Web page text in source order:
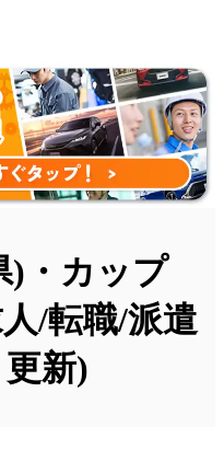
)・カップ
/転職/派遣
更新)